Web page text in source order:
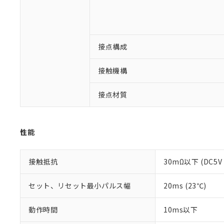
接点構成
接触機構
接点材質
性能
接触抵抗 30mΩ以下
セット、リセット最小パルス幅 20ms (23℃)
動作時間 10ms以下
本サービス
当社制御機
在庫状況お
のであり、
マイパーツ
ている必要
お客様が当
が、当社の
さい。
非該当品：ライ
仕入先様の事情
鉛(Pb) 1000ppm以下
フタル酸ビス(2-エチ
フタル酸エステル類の
※3 非含有証明
下記の非含有証明
※1 中国
「○」：最大均質
「×」：最大均質
「－」：未確認
Pb(鉛) :1000ppm、
Cr(Ⅵ)(六価クロム) :
DBP(フタル酸ジブチ
DEHP(フタル酸ビス(2-
「ｅ」：有害物質
「10」：通常の
「－」：未確認で
当社は、こ
う）を輸出
などの必要
当社は規制
一定数
－
在庫な
機器販売
空
受注生